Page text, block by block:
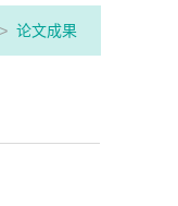
> 论文成果